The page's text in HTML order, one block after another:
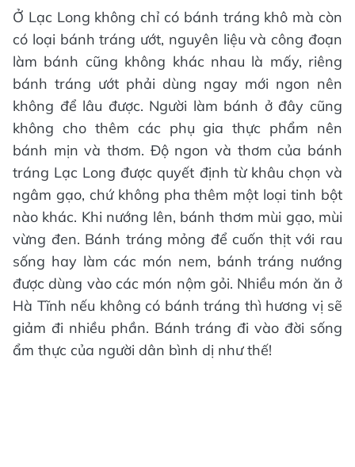
Ở Lạc Long không chỉ có bánh tráng khô mà còn
có loại bánh tráng ướt, nguyên liệu và công đoạn
làm bánh cũng không khác nhau là mấy, riêng
bánh tráng ướt phải dùng ngay mới ngon nên
không để lâu được. Người làm bánh ở đây cũng
không cho thêm các phụ gia thực phẩm nên
bánh mịn và thơm. Độ ngon và thơm của bánh
tráng Lạc Long được quyết định từ khâu chọn và
ngâm gạo, chứ không pha thêm một loại tinh bột
nào khác. Khi nướng lên, bánh thơm mùi gạo, mùi
vừng đen. Bánh tráng mỏng để cuốn thịt với rau
sống hay làm các món nem, bánh tráng nướng
được dùng vào các món nộm gỏi. Nhiều món ăn ở
Hà Tĩnh nếu không có bánh tráng thì hương vị sẽ
giảm đi nhiều phần. Bánh tráng đi vào đời sống
ẩm thực của người dân bình dị như thế!